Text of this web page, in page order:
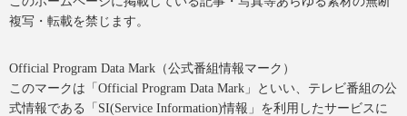
複写・転載を禁じます。
Official Program Data Mark（公式番組情報マーク）
このマークは「Official Program Data Mark」といい、テレビ番組の公
式情報である「SI(Service Information)情報」を利用したサービスに